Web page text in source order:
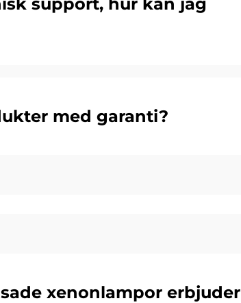
med garanti?
xenonlampor erbjuder